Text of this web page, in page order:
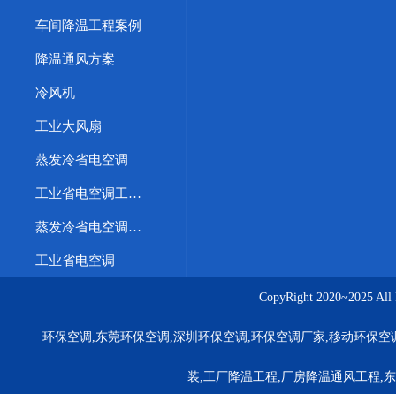
车间降温工程案例
降温通风方案
冷风机
工业大风扇
蒸发冷省电空调
工业省电空调工程案例
蒸发冷省电空调优势
工业省电空调
CopyRight 2020~2025
环保空调,东莞环保空调,深圳环保空调,环保空调厂家,移动环保
装,工厂降温工程,厂房降温通风工程,